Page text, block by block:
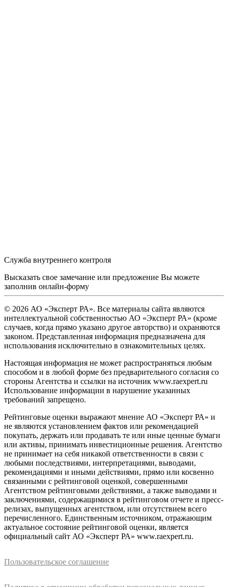
Служба внутреннего контроля
Высказать свое замечание или предложение Вы можете
заполнив онлайн-форму
© 2026 АО «Эксперт РА». Все материалы сайта являются
интеллектуальной собственностью АО «Эксперт РА» (кроме
случаев, когда прямо указано другое авторство) и охраняются
законом. Представленная информация предназначена для
использования исключительно в ознакомительных целях.
Настоящая информация не может распространяться любым
способом и в любой форме без предварительного согласия со
стороны Агентства и ссылки на источник www.raexpert.ru
Использование информации в нарушение указанных
требований запрещено.
Рейтинговые оценки выражают мнение АО «Эксперт РА» и
не являются установлением фактов или рекомендацией
покупать, держать или продавать те или иные ценные бумаги
или активы, принимать инвестиционные решения. Агентство
не принимает на себя никакой ответственности в связи с
любыми последствиями, интерпретациями, выводами,
рекомендациями и иными действиями, прямо или косвенно
связанными с рейтинговой оценкой, совершенными
Агентством рейтинговыми действиями, а также выводами и
заключениями, содержащимися в рейтинговом отчете и пресс-
релизах, выпущенных агентством, или отсутствием всего
перечисленного. Единственным источником, отражающим
актуальное состояние рейтинговой оценки, является
официальный сайт АО «Эксперт РА» www.raexpert.ru.
Пользовательское соглашение